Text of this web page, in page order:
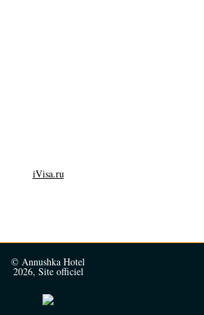
iVisa.ru
© Annushka Hotel
2026, Site officiel